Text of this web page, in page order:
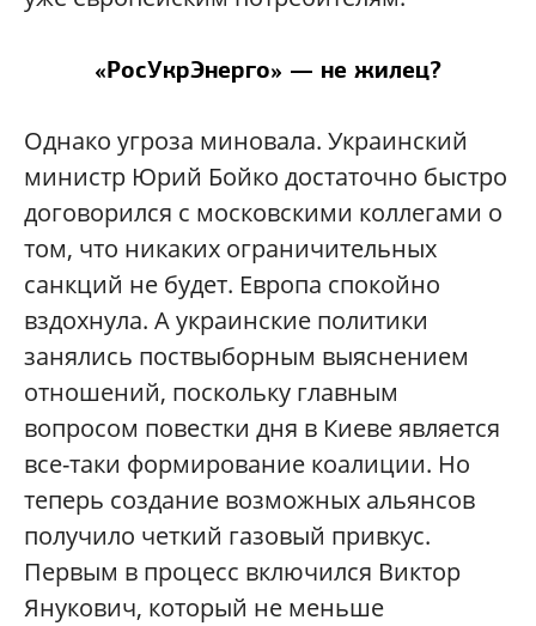
«РосУкрЭнерго» — не жилец?
Однако угроза миновала. Украинский
министр Юрий Бойко достаточно быстро
договорился с московскими коллегами о
том, что никаких ограничительных
санкций не будет. Европа спокойно
вздохнула. А украинские политики
занялись поствыборным выяснением
отношений, поскольку главным
вопросом повестки дня в Киеве является
все-таки формирование коалиции. Но
теперь создание возможных альянсов
получило четкий газовый привкус.
Первым в процесс включился Виктор
Янукович, который не меньше